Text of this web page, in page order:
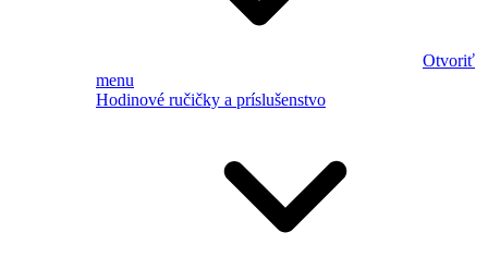
Otvoriť
menu
Hodinové ručičky a príslušenstvo